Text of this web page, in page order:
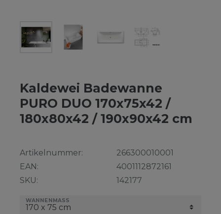
Kaldewei Badewanne
PURO DUO 170x75x42 /
180x80x42 / 190x90x42 cm
Artikelnummer:
EAN:
SKU:
266300010001
4001112872161
142177
WANNENMASS